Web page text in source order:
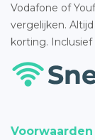
Vodafone of
vergelijken.
korting. Inclusief
Voorwaarden